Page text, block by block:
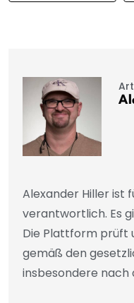
Alexander Hiller ist
verantwortlich. Es
Die Plattform prüft
gemäß den
insbesondere nach